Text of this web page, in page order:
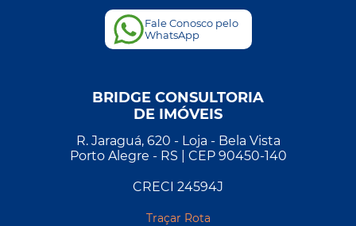
Fale Conosco pelo
WhatsApp
BRIDGE CONSULTORIA
DE IMÓVEIS
R. Jaraguá, 620 - Loja - Bela Vista
Porto Alegre - RS | CEP 90450-140
CRECI 24594J
Traçar Rota